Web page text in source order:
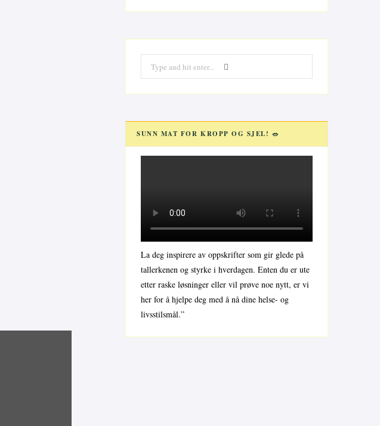
for:
SUNN MAT FOR KROPP OG SJEL! 🥗
La deg inspirere av oppskrifter som gir glede på
tallerkenen og styrke i hverdagen. Enten du er ute
etter raske løsninger eller vil prøve noe nytt, er vi
her for å hjelpe deg med å nå dine helse- og
livsstilsmål.”